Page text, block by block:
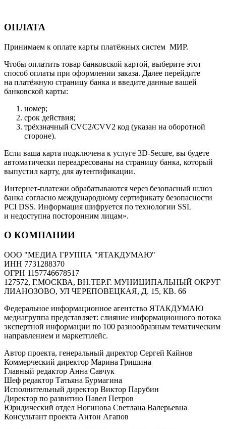
ОПЛАТА
Принимаем к оплате карты платёжных систем МИР.
Чтобы оплатить товар банковской картой, выберите этот
способ оплаты при оформлении заказа. Далее перейдите
на платёжную страницу банка и введите данные вашей
банковской карты:
номер;
срок действия;
трёхзначный CVC2/CVV2 код (указан на оборотной
стороне).
Если ваша карта подключена к услуге 3D-Secure, вы будете
автоматически переадресованы на страницу банка, который
выпустил карту, для аутентификации.
Интернет-платежи обрабатываются через безопасный шлюз
банка согласно международному сертификату безопасности
PCI DSS. Информация шифруется по технологии SSL
и недоступна посторонним лицам».
О КОМПАНИИ
ООО "МЕДИА ГРУППА "ЯТАКДУМАЮ"
ИНН 7731288370
ОГРН 1157746678517
127572, Г.МОСКВА, ВН.ТЕР.Г. МУНИЦИПАЛЬНЫЙ ОКРУГ
ЛИАНОЗОВО, УЛ ЧЕРЕПОВЕЦКАЯ, Д. 15, КВ. 66
Федеральное информационное агентство ЯТАКДУМАЮ
медиагруппа представляет: слияние информационного потока
экспертной информации по 100 разнообразным тематическим
направлением и маркетплейс.
Автор проекта, генеральный директор Сергей Кайнов
Коммерческий директор Марина Гришина
Главный редактор Анна Савчук
Шеф редактор Татьяна Бурмагина
Исполнительный директор Виктор Парубин
Директор по развитию Павел Петров
Юридический отдел Ногинова Светлана Валерьевна
Консультант проекта Антон Агапов